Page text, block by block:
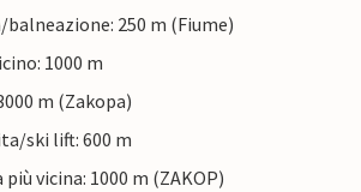
250 m (Fiume)
1000 m
m (Zakopa)
ski lift: 600 m
vicina: 1000 m (ZAKOP)